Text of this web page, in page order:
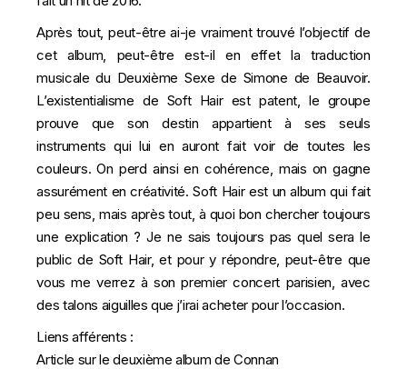
Après tout, peut-être ai-je vraiment trouvé l’objectif de
cet album, peut-être est-il en effet la traduction
musicale du Deuxième Sexe de Simone de Beauvoir.
L’existentialisme de Soft Hair est patent, le groupe
prouve que son destin appartient à ses seuls
instruments qui lui en auront fait voir de toutes les
couleurs. On perd ainsi en cohérence, mais on gagne
assurément en créativité. Soft Hair est un album qui fait
peu sens, mais après tout, à quoi bon chercher toujours
une explication ? Je ne sais toujours pas quel sera le
public de Soft Hair, et pour y répondre, peut-être que
vous me verrez à son premier concert parisien, avec
des talons aiguilles que j’irai acheter pour l’occasion.
Liens afférents :
Article sur le deuxième album de Connan